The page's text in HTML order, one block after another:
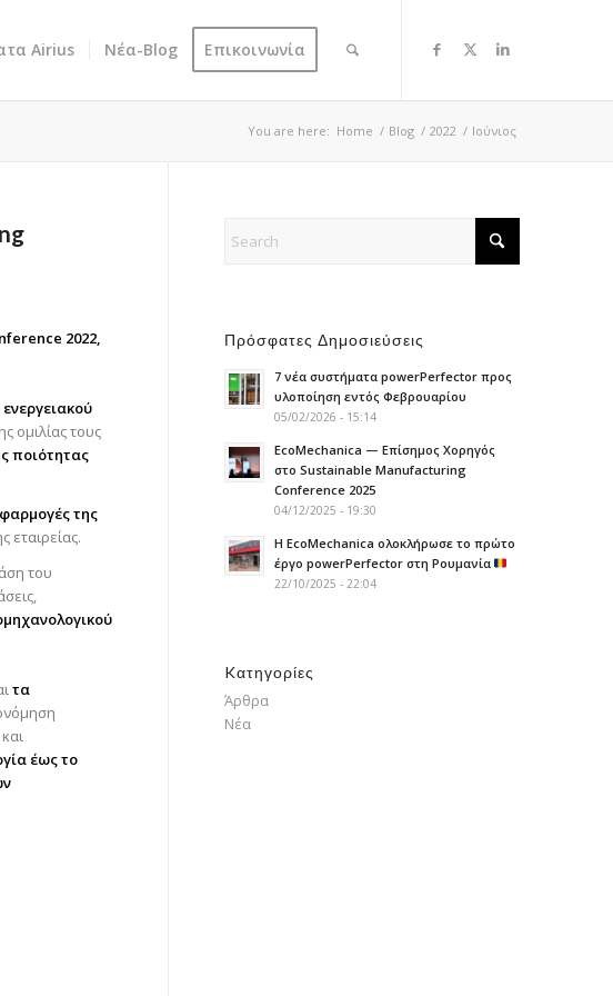
Airius Νέα-Blog Επικοινωνία
You are here: Home / Blog / 2022 / Ιούνιος
2022,
ομιλίας τους
ποιότητας
της
εταιρείας.
του
τα
έως το
Πρόσφατες Δημοσιεύσεις
7 νέα συστήματα powerPerfector προς
υλοποίηση εντός Φεβρουαρίου
05/02/2026 - 15:14
EcoMechanica — Επίσημος Χορηγός
στο Sustainable Manufacturing
Conference 2025
04/12/2025 - 19:30
H EcoMechanica ολοκλήρωσε το πρώτο
έργο powerPerfector στη Ρουμανία
22/10/2025 - 22:04
Kατηγορίες
Άρθρα
Νέα